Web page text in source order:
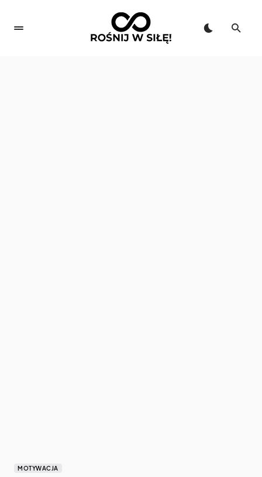
MOTYWACJA